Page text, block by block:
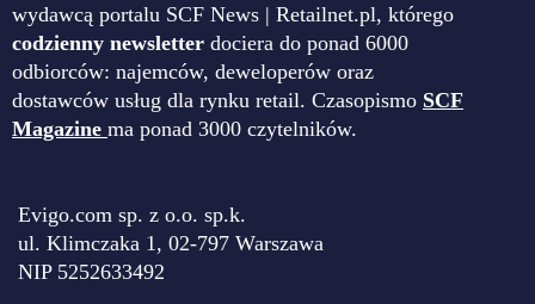
wydawcą portalu SCF News | Retailnet.pl, którego
codzienny newsletter dociera do ponad 6000
odbiorców: najemców, deweloperów oraz
dostawców usług dla rynku retail. Czasopismo SCF
Magazine ma ponad 3000 czytelników.
Evigo.com sp. z o.o. sp.k.
ul. Klimczaka 1, 02-797 Warszawa
NIP 5252633492